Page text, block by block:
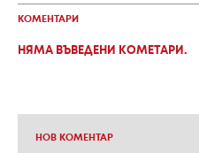
КОМЕНТАРИ
НЯМА ВЪВЕДЕНИ КОМЕТАРИ.
НОВ КОМЕНТАР